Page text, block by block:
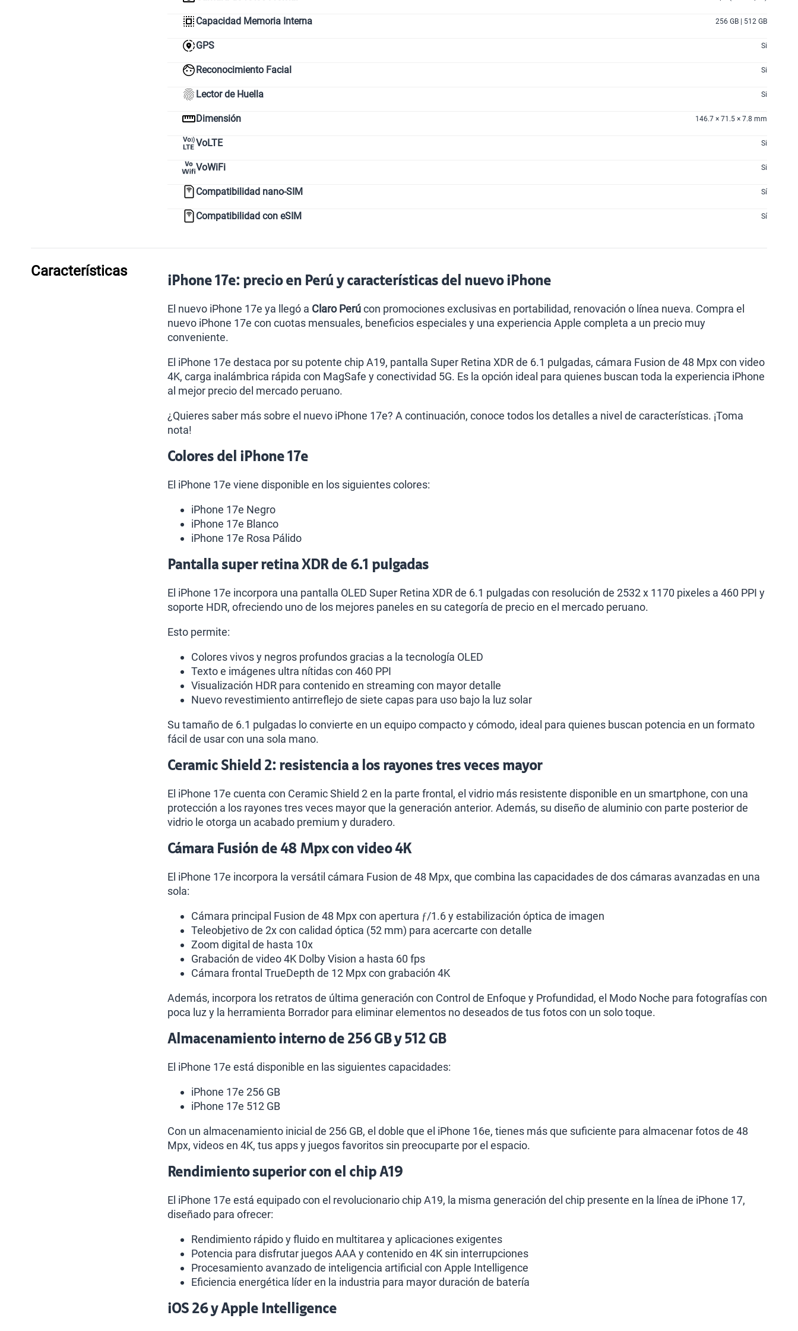
Capacidad Memoria Interna 256 GB | 512 GB
GPS Si
Reconocimiento Facial Si
Lector de Huella Si
Dimensión 146.7 × 71.5 × 7.8 mm
VoLTE Si
VoWiFi Si
Compatibilidad nano-SIM Sí
Compatibilidad con eSIM Sí
Características
iPhone 17e: precio en Perú y características del nuevo iPhone
El nuevo iPhone 17e ya llegó a Claro Perúcon promociones exclusivas en portabilidad, renovación o línea nueva. Compra el
nuevo iPhone 17e con cuotas mensuales, beneficios especiales y una experiencia Apple completa a un precio muy
conveniente.
El iPhone 17e destaca por su potente chip A19, pantalla Super Retina XDR de 6.1 pulgadas, cámara Fusion de 48 Mpx con video
4K, carga inalámbrica rápida con MagSafe y conectividad 5G. Es la opción ideal para quienes buscan toda la experiencia iPhone
al mejor precio del mercado peruano.
¿Quieres saber más sobre el nuevo iPhone 17e? A continuación, conoce todos los detalles a nivel de características. ¡Toma
nota!
Colores del iPhone 17e
El iPhone 17e viene disponible en los siguientes colores:
iPhone 17e Negro
iPhone 17e Blanco
iPhone 17e Rosa Pálido
Pantalla super retina XDR de 6.1 pulgadas
El iPhone 17e incorpora una pantalla OLED Super Retina XDR de 6.1 pulgadas con resolución de 2532 x 1170 pixeles a 460 PPI y
soporte HDR, ofreciendo uno de los mejores paneles en su categoría de precio en el mercado peruano.
Esto permite:
Colores vivos y negros profundos gracias a la tecnología OLED
Texto e imágenes ultra nítidas con 460 PPI
Visualización HDR para contenido en streaming con mayor detalle
Nuevo revestimiento antirreflejo de siete capas para uso bajo la luz solar
Su tamaño de 6.1 pulgadas lo convierte en un equipo compacto y cómodo, ideal para quienes buscan potencia en un formato
fácil de usar con una sola mano.
Ceramic Shield 2: resistencia a los rayones tres veces mayor
El iPhone 17e cuenta con Ceramic Shield 2 en la parte frontal, el vidrio más resistente disponible en un smartphone, con una
protección a los rayones tres veces mayor que la generación anterior. Además, su diseño de aluminio con parte posterior de
vidrio le otorga un acabado premium y duradero.
Cámara Fusión de 48 Mpx con video 4K
El iPhone 17e incorpora la versátil cámara Fusion de 48 Mpx, que combina las capacidades de dos cámaras avanzadas en una
sola:
Cámara principal Fusion de 48 Mpx con apertura ƒ/1.6 y estabilización óptica de imagen
Teleobjetivo de 2x con calidad óptica (52 mm) para acercarte con detalle
Zoom digital de hasta 10x
Grabación de video 4K Dolby Vision a hasta 60 fps
Cámara frontal TrueDepth de 12 Mpx con grabación 4K
Además, incorpora los retratos de última generación con Control de Enfoque y Profundidad, el Modo Noche para fotografías con
poca luz y la herramienta Borrador para eliminar elementos no deseados de tus fotos con un solo toque.
Almacenamiento interno de 256 GB y 512 GB
El iPhone 17e está disponible en las siguientes capacidades:
iPhone 17e 256 GB
iPhone 17e 512 GB
Con un almacenamiento inicial de 256 GB, el doble que el iPhone 16e, tienes más que suficiente para almacenar fotos de 48
Mpx, videos en 4K, tus apps y juegos favoritos sin preocuparte por el espacio.
Rendimiento superior con el chip A19
El iPhone 17e está equipado con el revolucionario chip A19, la misma generación del chip presente en la línea de iPhone 17,
diseñado para ofrecer:
Rendimiento rápido y fluido en multitarea y aplicaciones exigentes
Potencia para disfrutar juegos AAA y contenido en 4K sin interrupciones
Procesamiento avanzado de inteligencia artificial con Apple Intelligence
Eficiencia energética líder en la industria para mayor duración de batería
iOS 26 y Apple Intelligence